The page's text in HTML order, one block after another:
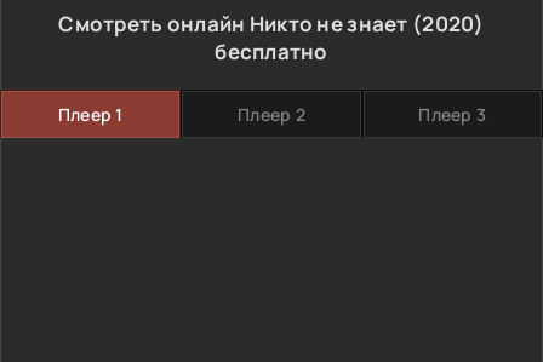
Смотреть онлайн Никто не знает (2020)
бесплатно
Плеер 1 Плеер 2 Плеер 3